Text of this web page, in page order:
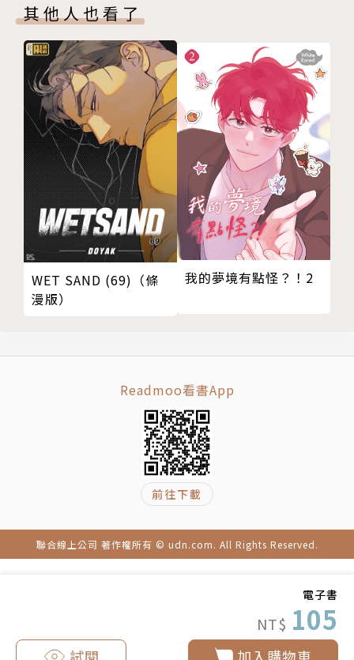
電子書
NT$ 105
其他人也看了
WET SAND (69)（條
漫版）
我的夢境有點怪？！2
Readmoo看書App
前往下載
聯合線上公司 著作權所有 © udn.com. All Rights Reserved.